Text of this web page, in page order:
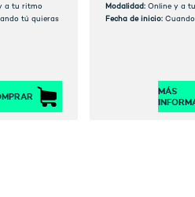
a tu ritmo
tú quieras
Modalidad: Online y a
Fecha de inicio:
MÁS